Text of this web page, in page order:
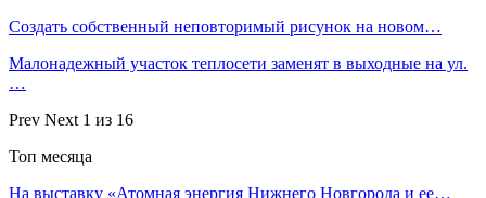
Создать собственный неповторимый рисунок на новом…
Малонадежный участок теплосети заменят в выходные на ул.
…
Prev Next 1 из 16
Топ месяца
На выставку «Атомная энергия Нижнего Новгорода и ее…